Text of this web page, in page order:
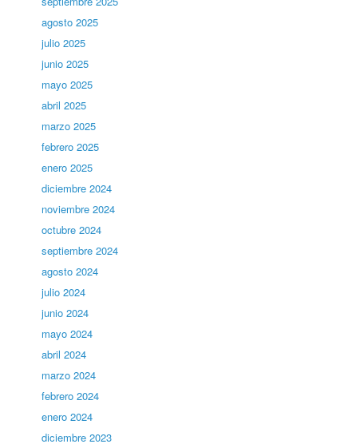
agosto 2025
julio 2025
junio 2025
mayo 2025
abril 2025
marzo 2025
febrero 2025
enero 2025
diciembre 2024
noviembre 2024
octubre 2024
septiembre 2024
agosto 2024
julio 2024
junio 2024
mayo 2024
abril 2024
marzo 2024
febrero 2024
enero 2024
diciembre 2023